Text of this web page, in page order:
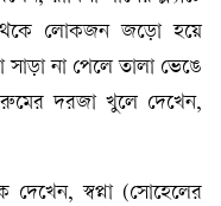
লোকজন জড়ো হয়ে
না পেলে তালা ভেঙে
দরজা খুলে দেখেন,
স্বপ্না (সোহেলের